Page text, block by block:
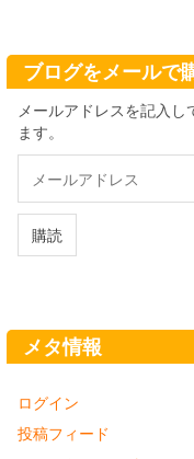
ブ
ブログをメールで
メールアドレスを記入
ます。
ル
ド
購読
メタ情報
ログイン
投稿フィード